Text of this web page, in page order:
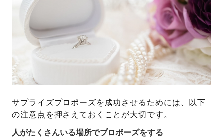
サプライズプロポーズを成功させるためには、以下
の注意点を押さえておくことが大切です。
人がたくさんいる場所でプロポーズをする